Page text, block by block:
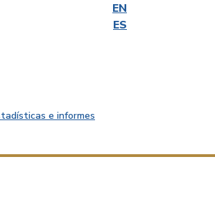
EN
ES
e informes